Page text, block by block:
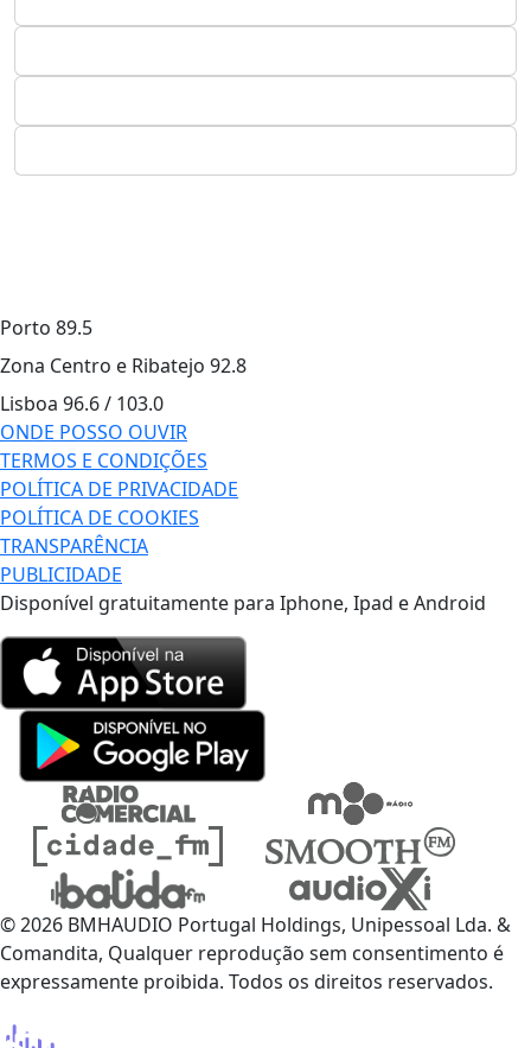
Porto 89.5
Zona Centro e Ribatejo 92.8
Lisboa 96.6 / 103.0
ONDE POSSO OUVIR
TERMOS E CONDIÇÕES
POLÍTICA DE PRIVACIDADE
POLÍTICA DE COOKIES
TRANSPARÊNCIA
PUBLICIDADE
Disponível gratuitamente para Iphone, Ipad e Android
© 2026 BMHAUDIO Portugal Holdings, Unipessoal Lda. &
Comandita, Qualquer reprodução sem consentimento é
expressamente proibida. Todos os direitos reservados.